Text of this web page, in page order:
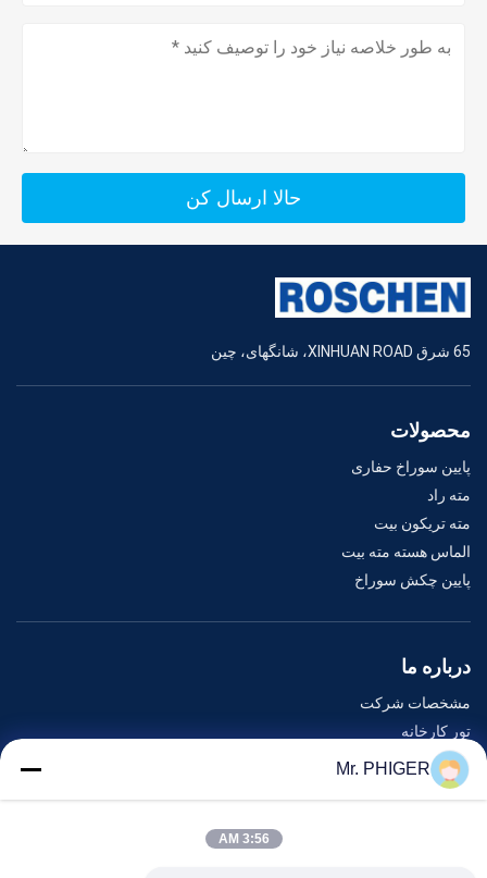
حالا ارسال کن
65 شرق XINHUAN ROAD، شانگهای، چین
محصولات
پایین سوراخ حفاری
مته راد
مته تریکون بیت
الماس هسته مته بیت
پایین چکش سوراخ
درباره ما
مشخصات شرکت
تور کارخانه
کنترل کیفیت
نقشه سایت
Mr. PHIGER
3:56 AM